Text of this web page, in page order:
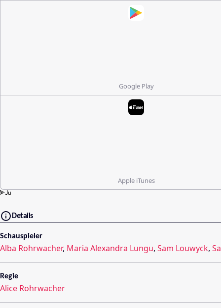
Google Play
Apple iTunes
Details
Schauspieler
Alba Rohrwacher, Maria Alexandra Lungu, Sam Louwyck,
Regie
Alice Rohrwacher